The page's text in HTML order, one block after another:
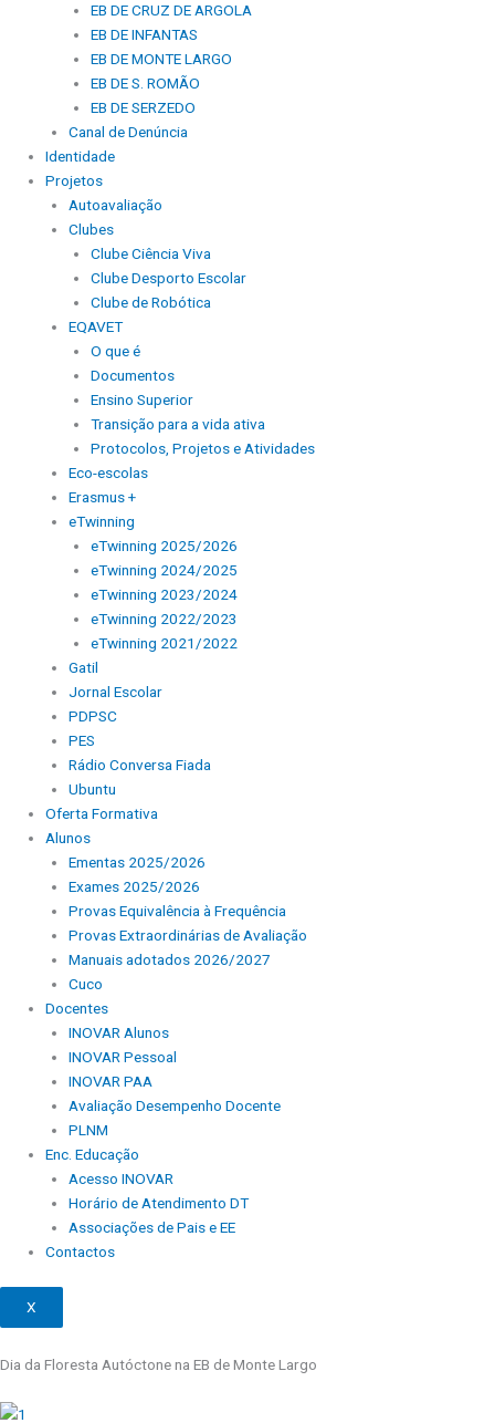
EB DE CRUZ DE ARGOLA
EB DE INFANTAS
EB DE MONTE LARGO
EB DE S. ROMÃO
EB DE SERZEDO
Canal de Denúncia
Identidade
Projetos
Autoavaliação
Clubes
Clube Ciência Viva
Clube Desporto Escolar
Clube de Robótica
EQAVET
O que é
Documentos
Ensino Superior
Transição para a vida ativa
Protocolos, Projetos e Atividades
Eco-escolas
Erasmus +
eTwinning
eTwinning 2025/2026
eTwinning 2024/2025
eTwinning 2023/2024
eTwinning 2022/2023
eTwinning 2021/2022
Gatil
Jornal Escolar
PDPSC
PES
Rádio Conversa Fiada
Ubuntu
Oferta Formativa
Alunos
Ementas 2025/2026
Exames 2025/2026
Provas Equivalência à Frequência
Provas Extraordinárias de Avaliação
Manuais adotados 2026/2027
Cuco
Docentes
INOVAR Alunos
INOVAR Pessoal
INOVAR PAA
Avaliação Desempenho Docente
PLNM
Enc. Educação
Acesso INOVAR
Horário de Atendimento DT
Associações de Pais e EE
Contactos
X
Dia da Floresta Autóctone na EB de Monte Largo